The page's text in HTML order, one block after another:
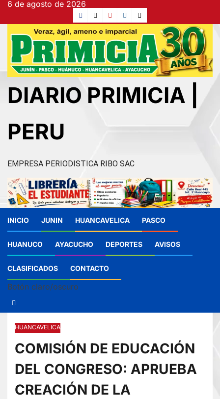
contenido
6 de agosto de 2026
Facebook
TikTokYouTube
Instagram
X
DIARIO PRIMICIA |
PERU
EMPRESA PERIODISTICA RIBO SAC
INICIO JUNIN HUANCAVELICA PASCO
HUANUCO AYACUCHO DEPORTES AVISOS
CLASIFICADOS CONTACTO
Botón claro/oscuro
HUANCAVELICA
COMISIÓN DE EDUCACIÓN
DEL CONGRESO: APRUEBA
CREACIÓN DE LA